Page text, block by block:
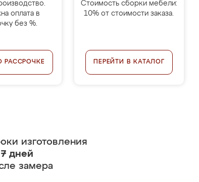
оплата в
без %.
РАССРОЧКЕ
Стоимость сборки мебели:
10% от стоимости заказа.
ПЕРЕЙТИ В КАТАЛОГ
изготовления
дней
замера